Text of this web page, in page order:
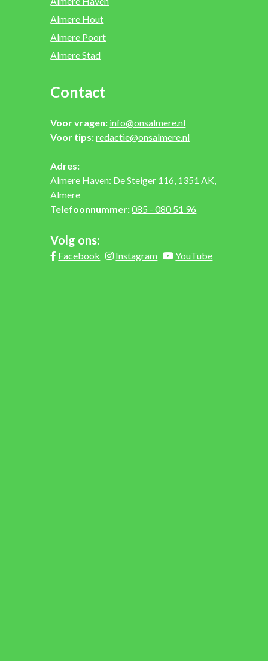
Almere Hout
Almere Poort
Almere Stad
Contact
Voor vragen: info@onsalmere.nl
Voor tips:redactie@onsalmere.nl
Adres:
Almere Haven: De Steiger 116, 1351 AK,
Almere
Telefoonnummer:085 - 080 51 96
Volg ons:
Facebook Instagram YouTube